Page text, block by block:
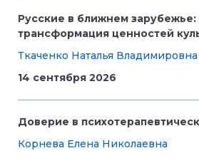
Русские в ближнем
трансформация ценностей
Ткаченко Наталья Владимировна
14 сентября 2026
Доверие в
Корнева Елена Николаевна